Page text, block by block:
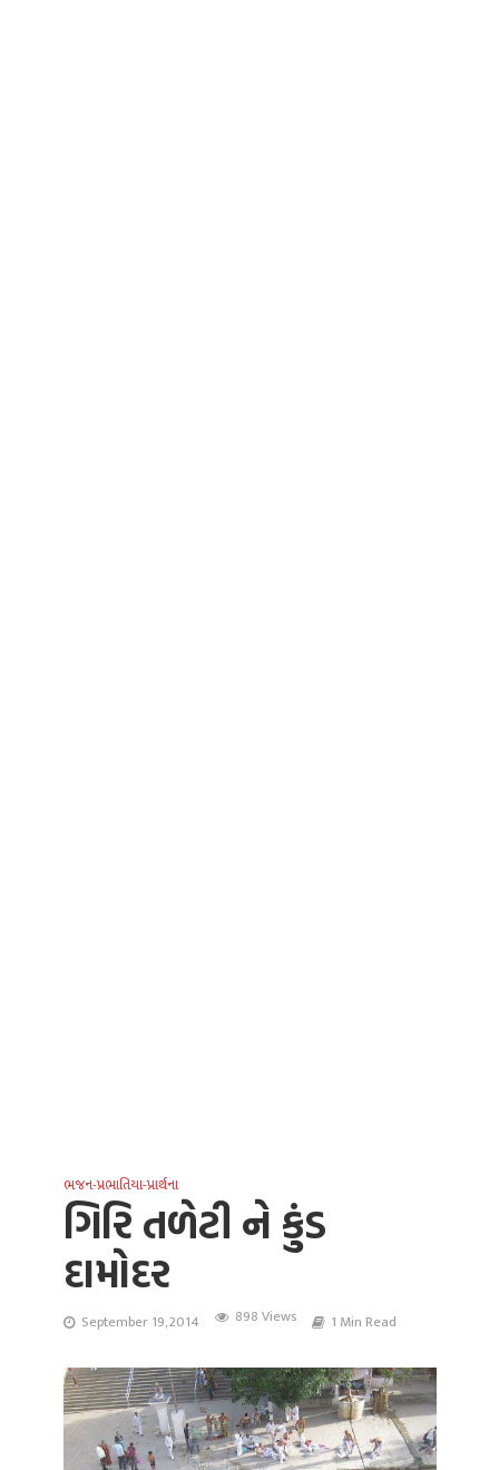
ભજન-પ્રભાતિયા-પ્રાર્થના
ગિરિ તળેટી ને કુંડ
દામોદર
September 19, 2014 898 Views 1 Min Read